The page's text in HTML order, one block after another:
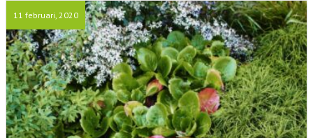
11 februari, 2020